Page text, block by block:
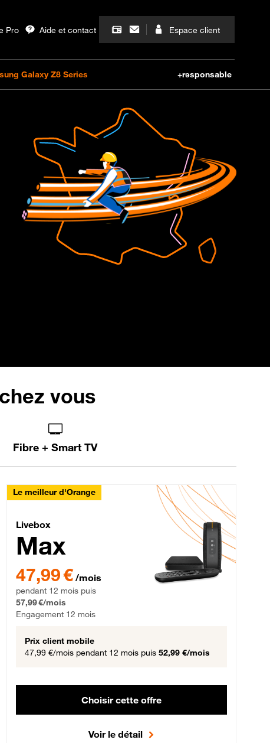
vous
Fibre + Smart TV
12 mois
Le meilleur d'Orange
Livebox Max Fibre
Livebox
Max
47,99 € par mois pendant 12 mois puis 57,99 € par mois,
47,99 € /mois
pendant 12 mois puis
57,99 €/mois
Engagement 12 mois
Prix client mobile
47,99 €/mois pendant 12 mois puis 52,99 €/mois
Choisir cette offre
Voir le détail